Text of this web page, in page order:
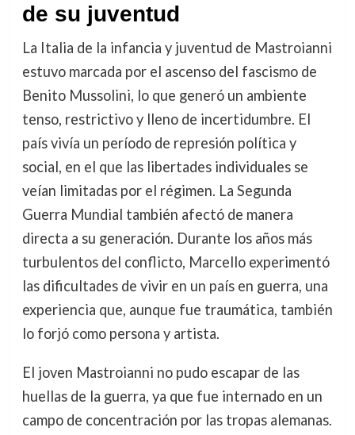
de su juventud
La Italia de la infancia y juventud de Mastroianni
estuvo marcada por el ascenso del fascismo de
Benito Mussolini, lo que generó un ambiente
tenso, restrictivo y lleno de incertidumbre. El
país vivía un período de represión política y
social, en el que las libertades individuales se
veían limitadas por el régimen. La Segunda
Guerra Mundial también afectó de manera
directa a su generación. Durante los años más
turbulentos del conflicto, Marcello experimentó
las dificultades de vivir en un país en guerra, una
experiencia que, aunque fue traumática, también
lo forjó como persona y artista.
El joven Mastroianni no pudo escapar de las
huellas de la guerra, ya que fue internado en un
campo de concentración por las tropas alemanas.